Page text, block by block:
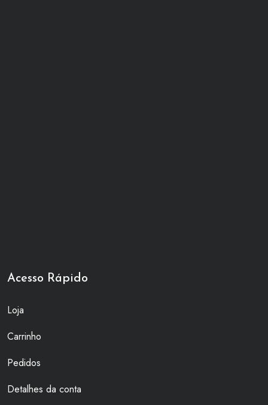
Acesso Rápido
Loja
Carrinho
Pedidos
Detalhes da conta